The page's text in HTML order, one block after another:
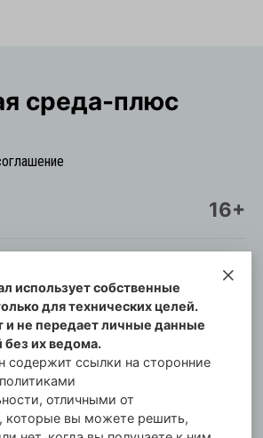
cреда-плюс
16+
городской портал
плюс, 2021-2026
о регистрации СМИ: ПИ №57-
2013 г.
Управлением
по надзору в сфере связи,
технологий и массовых
использует собственные
для технических целей.
и не передает личные данные
без их ведома.
содержит ссылки на сторонние
отличными от
которые вы можете решить,